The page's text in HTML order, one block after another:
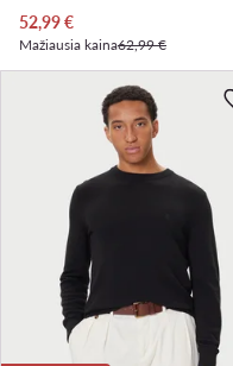
Dabartinė kaina
52,99€
Mažiausia kaina62,99 €